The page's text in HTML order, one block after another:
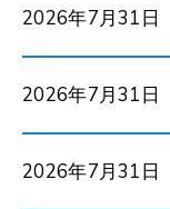
2026年7月31日
2026年7月31日
2026年7月31日